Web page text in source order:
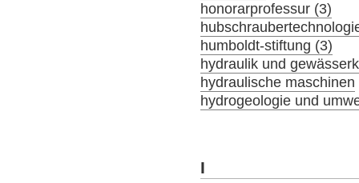
honorarprofessur (3)
humboldt-stiftung (3)
hydraulik und
hydraulische maschinen
hydrogeologie und
I